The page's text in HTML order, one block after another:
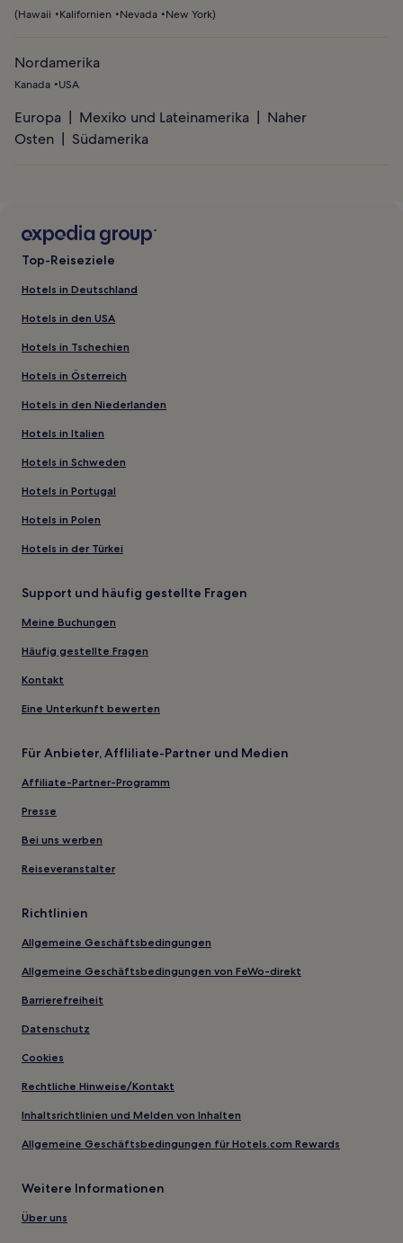
(Hawaii Kalifornien Nevada New York)
Nordamerika
Kanada USA
Europa Mexiko und Lateinamerika
Naher
Osten
Südamerika
Top-Reiseziele
Hotels in Deutschland
Hotels in den USA
Hotels in Tschechien
Hotels in Österreich
Hotels in den Niederlanden
Hotels in Italien
Hotels in Schweden
Hotels in Portugal
Hotels in Polen
Hotels in der Türkei
Support und häufig gestellte Fragen
Meine Buchungen
Häufig gestellte Fragen
Kontakt
Eine Unterkunft bewerten
Für Anbieter, Affliliate-Partner und Medien
Affiliate-Partner-Programm
Presse
Bei uns werben
Reiseveranstalter
Richtlinien
Allgemeine Geschäftsbedingungen
Allgemeine Geschäftsbedingungen von FeWo-direkt
Barrierefreiheit
Datenschutz
Cookies
Rechtliche Hinweise/Kontakt
Inhaltsrichtlinien und Melden von Inhalten
Allgemeine Geschäftsbedingungen für Hotels.com Rewards
Weitere Informationen
Über uns